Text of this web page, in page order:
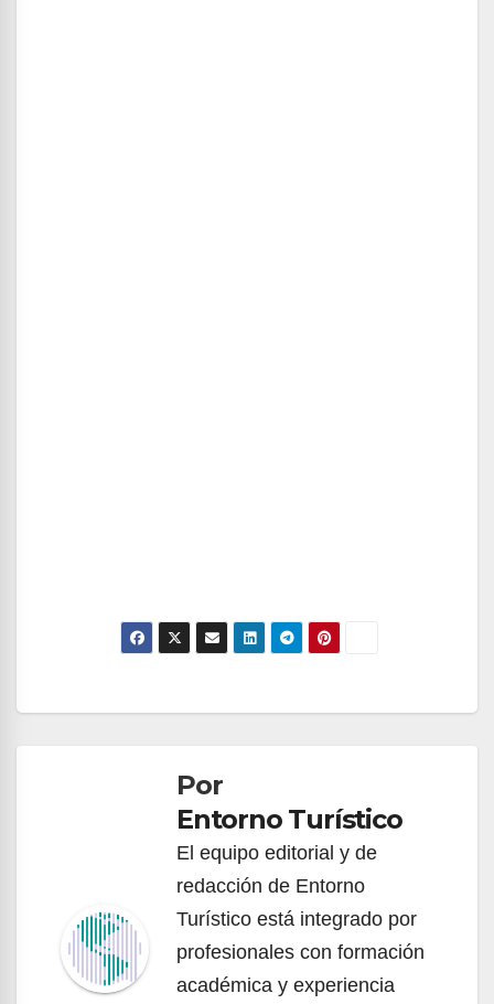
entradasPor
Entorno Turístico
El equipo editorial y de
redacción de Entorno
Turístico está integrado por
profesionales con formación
académica y experiencia